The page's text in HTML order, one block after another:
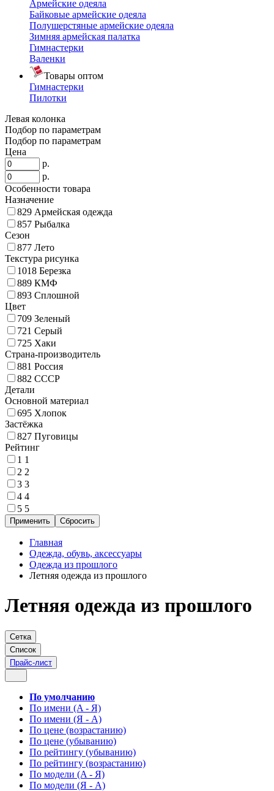
Армейские одеяла
Байковые армейские одеяла
Полушерстяные армейские одеяла
Зимняя армейская палатка
Гимнастерки
Валенки
Товары оптом
Гимнастерки
Пилотки
Левая колонка
Подбор по параметрам
Подбор по параметрам
Цена
р.
р.
Особенности товара
Назначение
829 Армейская одежда
857 Рыбалка
Сезон
877 Лето
Текстура рисунка
1018 Березка
889 КМФ
893 Сплошной
Цвет
709 Зеленый
721 Серый
725 Хаки
Страна-производитель
881 Россия
882 СССР
Детали
Основной материал
695 Хлопок
Застёжка
827 Пуговицы
Рейтинг
1 1
2 2
3 3
4 4
5 5
Главная
Одежда, обувь, аксессуары
Одежда из прошлого
Летняя одежда из прошлого
Летняя одежда из прошлого
Сетка
Список
Прайс-лист
По умолчанию
По имени (A - Я)
По имени (Я - A)
По цене (возрастанию)
По цене (убыванию)
По рейтингу (убыванию)
По рейтингу (возрастанию)
По модели (A - Я)
По модели (Я - A)